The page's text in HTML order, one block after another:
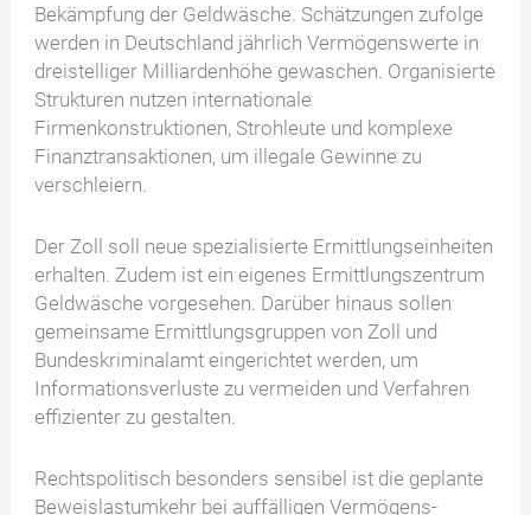
Bekämpfung der Geldwäsche. Schätzungen zufolge
werden in Deutschland jährlich Vermögenswerte in
dreistelliger Milliardenhöhe gewaschen. Organisierte
Strukturen nutzen internationale
Firmenkonstruktionen, Strohleute und komplexe
Finanztransaktionen, um illegale Gewinne zu
verschleiern.
Der Zoll soll neue spezialisierte Ermittlungseinheiten
erhalten. Zudem ist ein eigenes Ermittlungszentrum
Geldwäsche vorgesehen. Darüber hinaus sollen
gemeinsame Ermittlungsgruppen von Zoll und
Bundeskriminalamt eingerichtet werden, um
Informationsverluste zu vermeiden und Verfahren
effizienter zu gestalten.
Rechtspolitisch besonders sensibel ist die geplante
Beweislastumkehr bei auffälligen Vermögens-